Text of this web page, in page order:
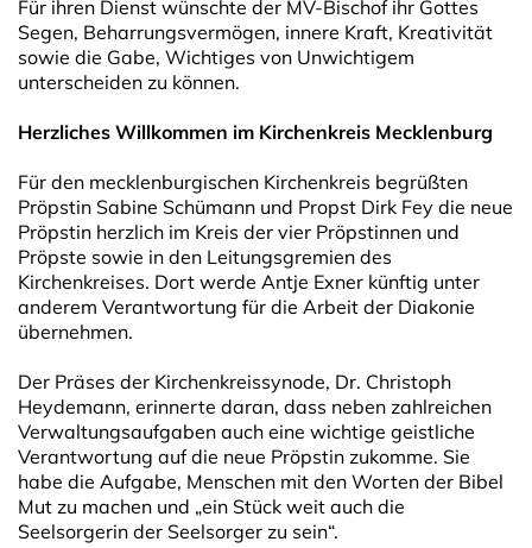
Für ihren Dienst wünschte der MV-Bischof ihr Gottes
Segen, Beharrungsvermögen, innere Kraft, Kreativität
sowie die Gabe, Wichtiges von Unwichtigem
unterscheiden zu können.
Herzliches Willkommen im Kirchenkreis Mecklenburg
Für den mecklenburgischen Kirchenkreis begrüßten
Pröpstin Sabine Schümann und Propst Dirk Fey die neue
Pröpstin herzlich im Kreis der vier Pröpstinnen und
Pröpste sowie in den Leitungsgremien des
Kirchenkreises. Dort werde Antje Exner künftig unter
anderem Verantwortung für die Arbeit der Diakonie
übernehmen.
Der Präses der Kirchenkreissynode, Dr. Christoph
Heydemann, erinnerte daran, dass neben zahlreichen
Verwaltungsaufgaben auch eine wichtige geistliche
Verantwortung auf die neue Pröpstin zukomme. Sie
habe die Aufgabe, Menschen mit den Worten der Bibel
Mut zu machen und „ein Stück weit auch die
Seelsorgerin der Seelsorger zu sein“.